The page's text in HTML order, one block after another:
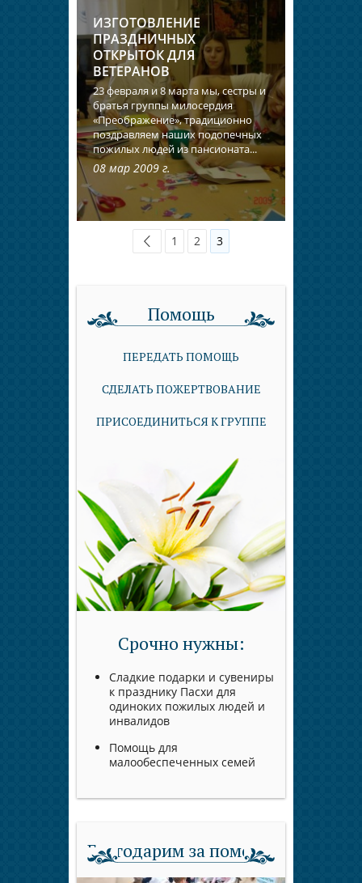
ИЗГОТОВЛЕНИЕ
ПРАЗДНИЧНЫХ
ОТКРЫТОК ДЛЯ
ВЕТЕРАНОВ
23 февраля и 8 марта мы, сестры и
братья группы милосердия
«Преображение», традиционно
поздравляем наших подопечных
пожилых людей из пансионата...
08 мар 2009 г.
1 2 3
Помощь
ПЕРЕДАТЬ ПОМОЩЬ
СДЕЛАТЬ ПОЖЕРТВОВАНИЕ
ПРИСОЕДИНИТЬСЯ К ГРУППЕ
Срочно нужны:
Сладкие подарки и сувениры
к празднику Пасхи для
одиноких пожилых людей и
инвалидов
Помощь для
малообеспеченных семей
Благодарим за помощь